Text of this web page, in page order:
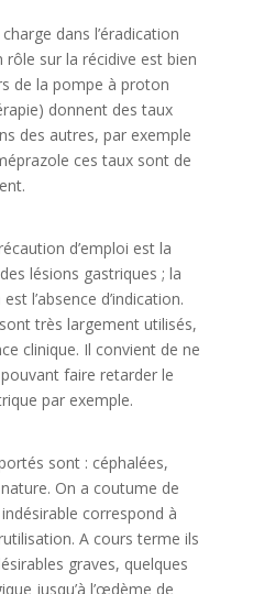
dans l’éradication
rôle sur la récidive est bien
de la pompe à proton
donnent des taux
des autres, par exemple
ces taux sont de
d’emploi est la
lésions gastriques ; la
l’absence d’indication.
très largement utilisés,
clinique. Il convient de ne
faire retarder le
par exemple.
sont : céphalées,
On a coutume de
correspond à
A cours terme ils
graves, quelques
jusqu’à l’œdème de